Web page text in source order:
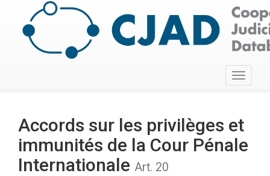
Toggle
Accords sur les privilèges et
immunités de la Cour Pénale
Internationale Art. 20